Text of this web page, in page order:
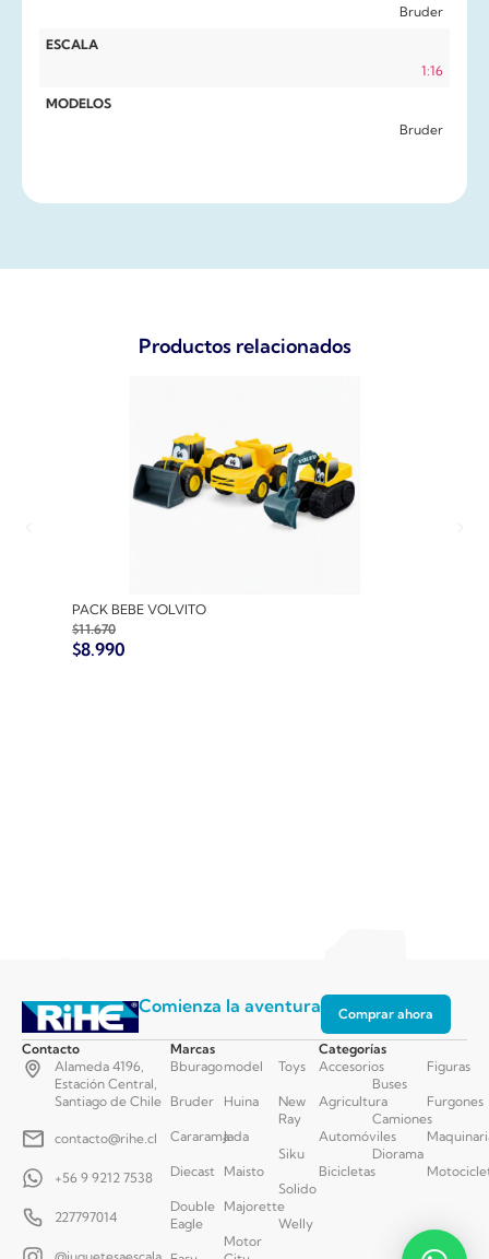
Bruder
ESCALA
1:16
MODELOS
Bruder
Productos relacionados
PACK BEBE VOLVITO
$11.670
$8.990
Comienza la aventura Comprar ahora
Contacto
Alameda 4196,
Estación Central,
Santiago de Chile
contacto@rihe.cl
+56 9 9212 7538
227797014
Marcas
Bburago
Bruder
Cararama
Diecast
Double
Eagle
model
Huina
Jada
Maisto
Majorette
Motor
Toys
New
Ray
Siku
Solido
Welly
Categorías
Accesorios
Agricultura
Automóviles
Bicicletas
Buses
Camiones
Diorama
Figuras
Furgones